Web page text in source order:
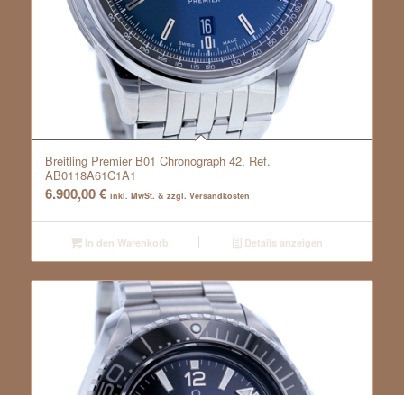
Breitling Premier B01 Chronograph 42, Ref.
AB0118A61C1A1
6.900,00€ inkl. MwSt. & zzgl. Versandkosten
In den Warenkorb Details anzeigen